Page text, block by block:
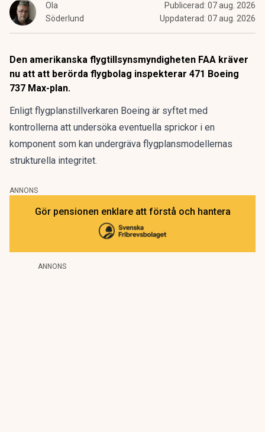
Ola
Söderlund
Publicerad: 07 aug. 2026
Uppdaterad: 07 aug. 2026
Den amerikanska flygtillsynsmyndigheten FAA kräver
nu att att berörda flygbolag inspekterar 471 Boeing
737 Max-plan.
Enligt flygplanstillverkaren Boeing är syftet med
kontrollerna att undersöka eventuella sprickor i en
komponent som kan undergräva flygplansmodellernas
strukturella integritet.
ANNONS
Gör pensionen enklare att förstå och hantera
ANNONS